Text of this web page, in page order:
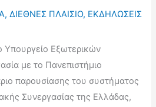
,ΔΙΕΘΝΕΣ ΠΛΑΙΣΙΟ, ΕΚΔΗΛΩΣΕΙΣ
Υπουργείο Εξωτερικών
με το Πανεπιστήμιο
παρουσίασης του συστήματος
Συνεργασίας της Ελλάδας,